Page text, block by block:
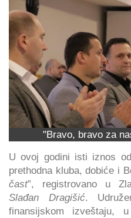
"Bravo, bravo za
U ovoj godini isti iznos
prethodna kluba, dobiće i
čast”, registrovano u
Slađan Dragišić.
finansijskom izveštaju,